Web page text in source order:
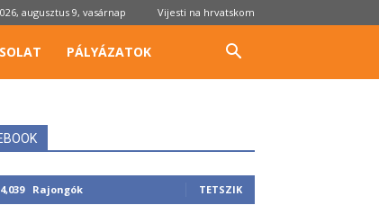
augusztus 9, vasárnap Vijesti na hrvatskom
PÁLYÁZATOK
4,039 Rajongók TETSZIK